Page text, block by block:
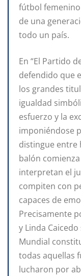
fútbol
de una
todo un país.
En “El Partido
defendido que
los grandes
igualdad
esfuerzo y la
imponiéndose
distingue entre
balón
interpretan el
compiten con
capaces de
Precisamente
y Linda
Mundial
todas aquellas
lucharon por